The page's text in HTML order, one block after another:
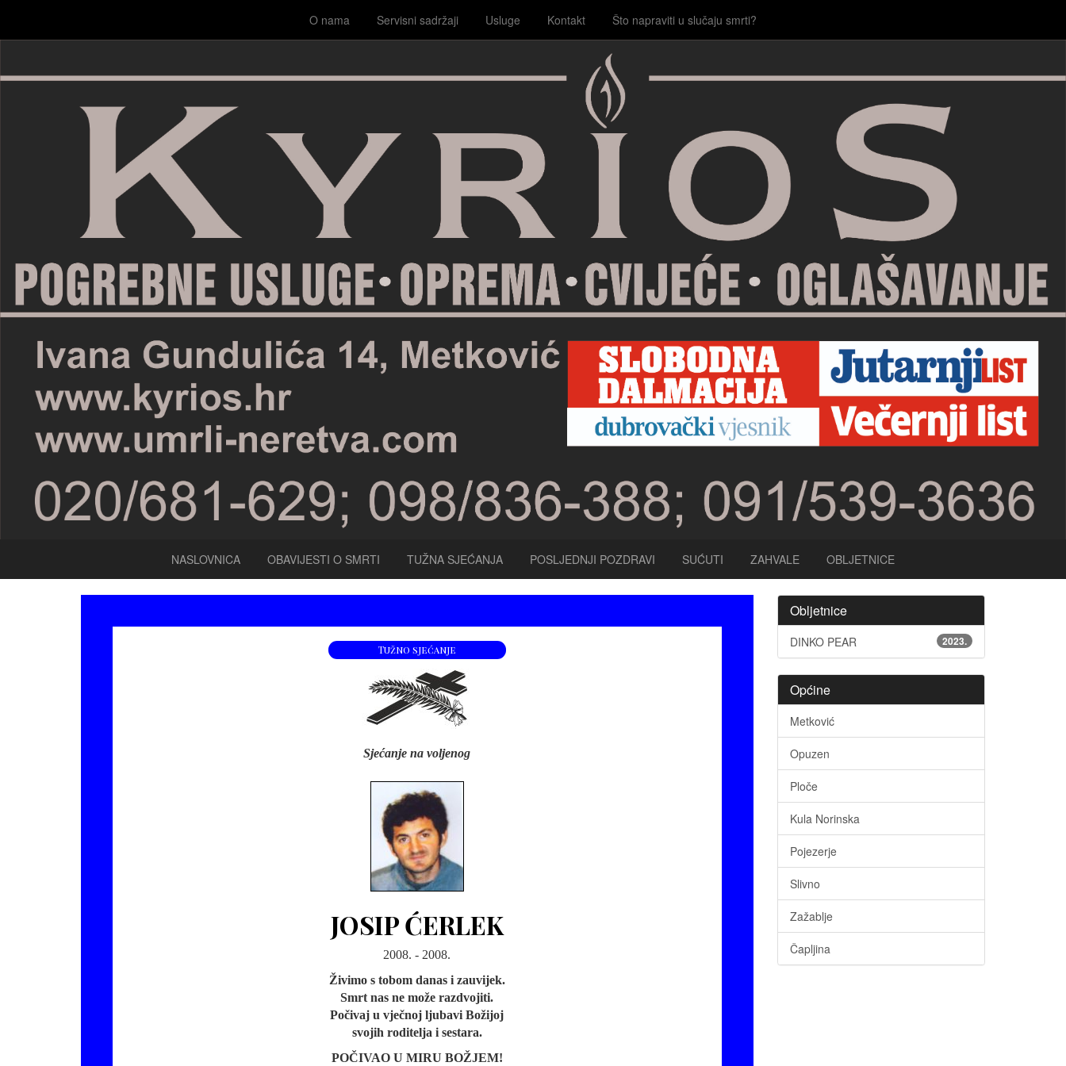
O nama Servisni sadržaji Usluge Kontakt Što napraviti u slučaju smrti?
NASLOVNICA OBAVIJESTI O SMRTI TUŽNA SJEĆANJA POSLJEDNJI POZDRAVI SUĆUTI ZAHVALE OBLJETNICE
Tužno sjećanje
Sjećanje na voljenog
JOSIP ĆERLEK
2008. - 2008.
Živimo s tobom danas i zauvijek.
Smrt nas ne može razdvojiti.
Počivaj u vječnoj ljubavi Božijoj
svojih roditelja i sestara.
POČIVAO U MIRU BOŽJEM!
Obljetnice
DINKO PEAR 2023.
Općine
Metković
Opuzen
Ploče
Kula Norinska
Pojezerje
Slivno
Zažablje
Čapljina